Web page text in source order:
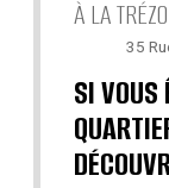
À LA
35
SI VOUS